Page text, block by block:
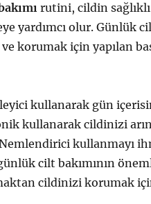
rutini, cildin sağlıklı
yardımcı olur. Günlük
korumak için yapılan
kullanarak gün
kullanarak cildinizi
Nemlendirici kullanmayı
cilt bakımının
cildinizi korumak